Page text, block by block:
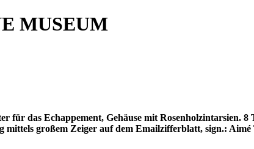
MUSEUM
für das Echappement, Gehäuse mit Rosenholzintarsien.
mittels großem Zeiger auf dem Emailzifferblatt, sign.: